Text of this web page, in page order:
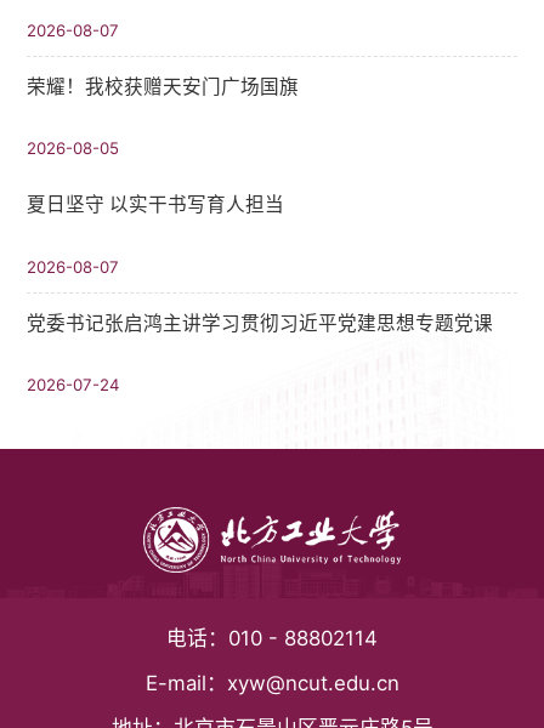
2026-08-07
荣耀！我校获赠天安门广场国旗
2026-08-05
夏日坚守 以实干书写育人担当
2026-08-07
党委书记张启鸿主讲学习贯彻习近平党建思想专题党课
2026-07-24
电话： 010 - 88802114
E-mail： xyw@ncut.edu.cn